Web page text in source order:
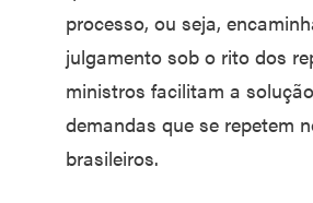
processo, ou seja,
julgamento sob o rito dos
ministros facilitam a
demandas que se repetem
brasileiros.